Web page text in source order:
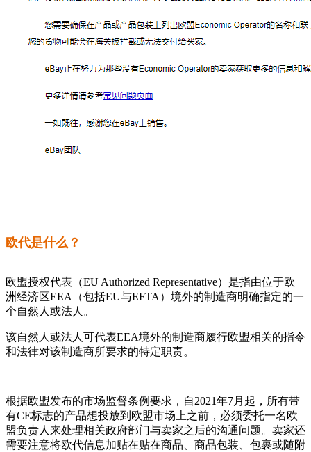
欧代是什么？
欧盟授权代表（EU Authorized Representative）是指由位于欧
洲经济区EEA（包括EU与EFTA）境外的制造商明确指定的一
个自然人或法人。
该自然人或法人可代表EEA境外的制造商履行欧盟相关的指令
和法律对该制造商所要求的特定职责。
根据欧盟发布的市场监督条例要求，自2021年7月起，所有带
有CE标志的产品想投放到欧盟市场上之前，必须委托一名欧
盟负责人来处理相关政府部门与卖家之后的沟通问题。卖家还
需要注意将欧代信息加贴在贴在商品、商品包装、包裹或随附